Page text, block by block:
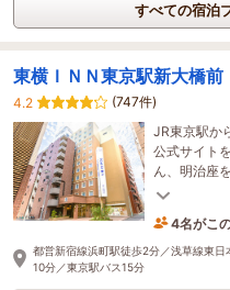
すべての宿泊
東横ＩＮＮ東京駅新大橋前
4.2
(747件)
JR東京駅か
公式サイト
ん、明治座
便利です。
18分前に
都営新宿線浜町駅徒歩2分／浅草線東
10分／東京駅バス15分